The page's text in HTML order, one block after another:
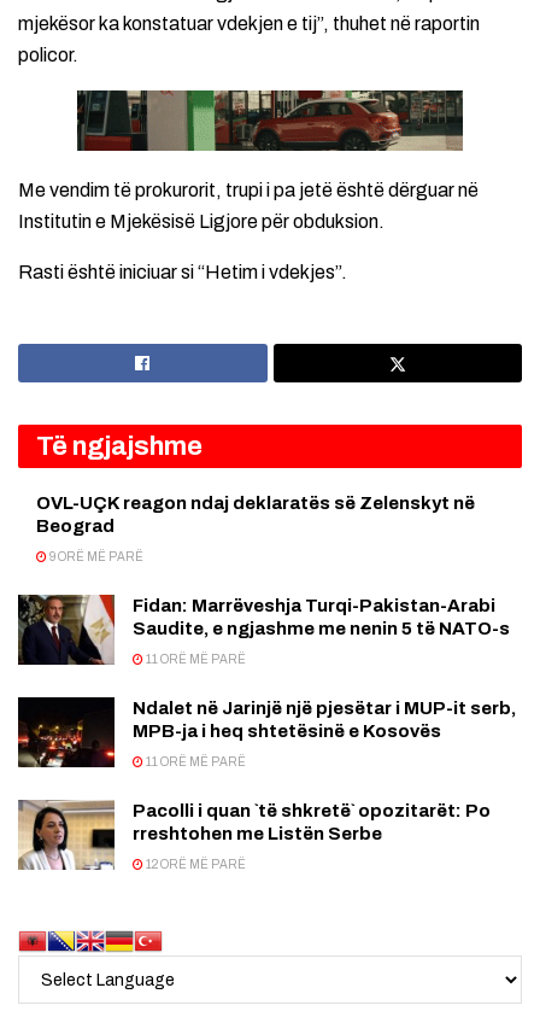
mjekësor ka konstatuar vdekjen e tij”, thuhet në raportin
policor.
Me vendim të prokurorit, trupi i pa jetë është dërguar në
Institutin e Mjekësisë Ligjore për obduksion.
Rasti është iniciuar si “Hetim i vdekjes”.
Të ngjajshme
OVL-UÇK reagon ndaj deklaratës së Zelenskyt në
Beograd
9 ORË MË PARË
Fidan: Marrëveshja Turqi-Pakistan-Arabi
Saudite, e ngjashme me nenin 5 të NATO-s
11 ORË MË PARË
Ndalet në Jarinjë një pjesëtar i MUP-it serb,
MPB-ja i heq shtetësinë e Kosovës
11 ORË MË PARË
Pacolli i quan `të shkretë` opozitarët: Po
rreshtohen me Listën Serbe
12 ORË MË PARË